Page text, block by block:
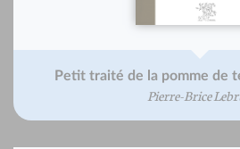
Petit traité de la pomme de
Pierre-Brice